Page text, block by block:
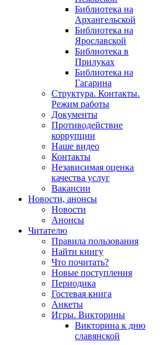
Библиотека на
Архангельской
Библиотека на
Ярославской
Библиотека в
Прилуках
Библиотека на
Гагарина
Структура. Контакты.
Режим работы
Документы
Противодействие
коррупции
Наше видео
Контакты
Независимая оценка
качества услуг
Вакансии
Новости, анонсы
Новости
Анонсы
Читателю
Правила пользования
Найти книгу
Что почитать?
Новые поступления
Периодика
Гостевая книга
Анкеты
Игры. Викторины
Викторина к дню
славянской